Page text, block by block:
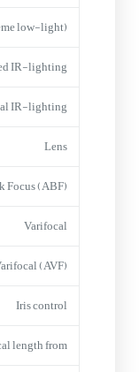
low-light)
IR-lighting
IR-lighting
Lens
Focus (ABF)
Varifocal
(AVF)
Iris control
length from